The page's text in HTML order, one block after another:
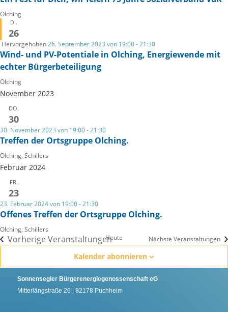
Olching
DI.
26
Wind- und PV-Potentiale in Olching, Energiewende mit
echter Bürgerbeteiligung
Hervorgehoben26. September 2023 von 19:00-21:30
Olching
November 2023
DO.
30
Treffen der Ortsgruppe Olching.
30. November 2023 von 19:00-21:30
Olching, Schillers
Februar 2024
FR.
23
Offenes Treffen der Ortsgruppe Olching.
23. Februar 2024 von 19:00-21:30
Olching, Schillers
Vorherige VeranstaltungenHeute Nächste Veranstaltungen
Kalender abonnieren
Sonnensegler Bürgerenergiegenossenschaft eG
Mitterlängstraße 26 | 82178 Puchheim